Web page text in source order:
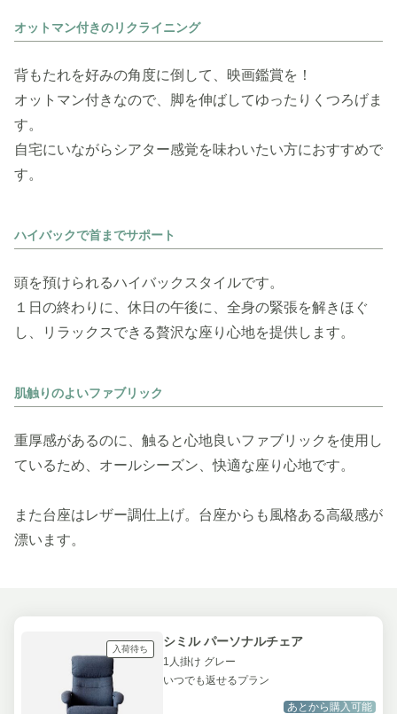
オットマン付きのリクライニング
背もたれを好みの角度に倒して、映画鑑賞を！
オットマン付きなので、脚を伸ばしてゆったりくつろげま
す。
自宅にいながらシアター感覚を味わいたい方におすすめで
す。
ハイバックで首までサポート
頭を預けられるハイバックスタイルです。
１日の終わりに、休日の午後に、全身の緊張を解きほぐ
し、リラックスできる贅沢な座り心地を提供します。
肌触りのよいファブリック
重厚感があるのに、触ると心地良いファブリックを使用し
ているため、オールシーズン、快適な座り心地です。
また台座はレザー調仕上げ。台座からも風格ある高級感が
漂います。
入荷待ち シミル パーソナルチェア
1人掛け グレー
いつでも返せるプラン
あとから購入可能